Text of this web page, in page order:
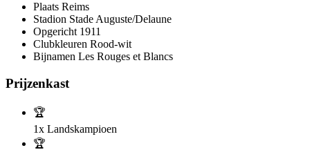
Plaats Reims
Stadion Stade Auguste/Delaune
Opgericht 1911
Clubkleuren Rood-wit
Bijnamen Les Rouges et Blancs
Prijzenkast
🏆
1x Landskampioen
🏆